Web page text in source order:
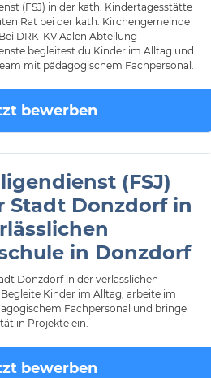
(FSJ) in der kath. Kindertagesstätte
Rat bei der kath. Kirchengemeinde
DRK-KV Aalen Abteilung
begleitest du Kinder im Alltag und
mit pädagogischem Fachpersonal.
bewerben
(FSJ)
Stadt Donzdorf in
in Donzdorf
Donzdorf in der verlässlichen
Kinder im Alltag, arbeite im
Fachpersonal und bringe
in Projekte ein.
bewerben